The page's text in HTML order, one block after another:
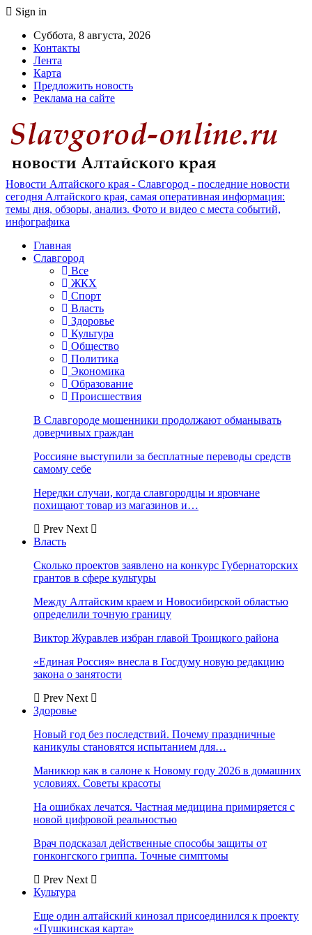
Sign in
Суббота, 8 августа, 2026
Контакты
Лента
Карта
Предложить новость
Реклама на сайте
Новости Алтайского края - Славгород - последние новости
сегодня Алтайского края, самая оперативная информация:
темы дня, обзоры, анализ. Фото и видео с места событий,
инфографика
Главная
Славгород
Все
ЖКХ
Спорт
Власть
Здоровье
Культура
Общество
Политика
Экономика
Образование
Происшествия
В Славгороде мошенники продолжают обманывать
доверчивых граждан
Россияне выступили за бесплатные переводы средств
самому себе
Нередки случаи, когда славгородцы и яровчане
похищают товар из магазинов и…
Prev Next
Власть
Сколько проектов заявлено на конкурс Губернаторских
грантов в сфере культуры
Между Алтайским краем и Новосибирской областью
определили точную границу
Виктор Журавлев избран главой Троицкого района
«Единая Россия» внесла в Госдуму новую редакцию
закона о занятости
Prev Next
Здоровье
Новый год без последствий. Почему праздничные
каникулы становятся испытанием для…
Маникюр как в салоне к Новому году 2026 в домашних
условиях. Советы красоты
На ошибках лечатся. Частная медицина примиряется с
новой цифровой реальностью
Врач подсказал действенные способы защиты от
гонконгского гриппа. Точные симптомы
Prev Next
Культура
Еще один алтайский кинозал присоединился к проекту
«Пушкинская карта»